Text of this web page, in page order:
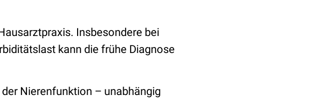
Insbesondere bei
kann die frühe Diagnose
Nierenfunktion – unabhängig